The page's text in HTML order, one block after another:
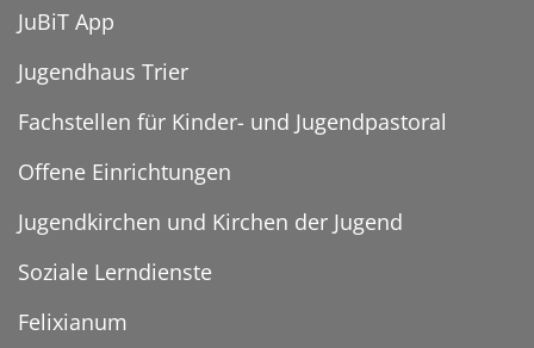
JuBiT App
Jugendhaus Trier
Fachstellen für Kinder- und Jugendpastoral
Offene Einrichtungen
Jugendkirchen und Kirchen der Jugend
Soziale Lerndienste
Felixianum